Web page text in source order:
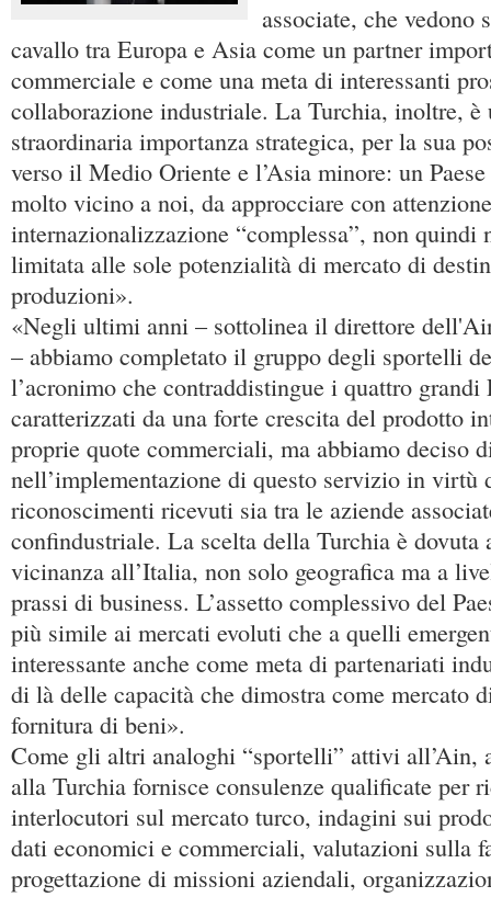
associate, che vedono
cavallo tra Europa e Asia come un partner
commerciale e come una meta di interessanti
collaborazione industriale. La Turchia, inoltre, è
straordinaria importanza strategica, per la sua
verso il Medio Oriente e l’Asia minore: un
molto vicino a noi, da approcciare con
internazionalizzazione “complessa”, non quindi
limitata alle sole potenzialità di mercato di
produzioni».
«Negli ultimi anni – sottolinea il direttore
– abbiamo completato il gruppo degli sportelli
l’acronimo che contraddistingue i quattro grandi
caratterizzati da una forte crescita del prodotto
proprie quote commerciali, ma abbiamo deciso
nell’implementazione di questo servizio in virtù
riconoscimenti ricevuti sia tra le aziende
confindustriale. La scelta della Turchia è dovuta
vicinanza all’Italia, non solo geografica ma a
prassi di business. L’assetto complessivo del
più simile ai mercati evoluti che a quelli
interessante anche come meta di partenariati
di là delle capacità che dimostra come mercato
fornitura di beni».
Come gli altri analoghi “sportelli” attivi all’Ain,
alla Turchia fornisce consulenze qualificate per
interlocutori sul mercato turco, indagini sui
dati economici e commerciali, valutazioni sulla
progettazione di missioni aziendali,